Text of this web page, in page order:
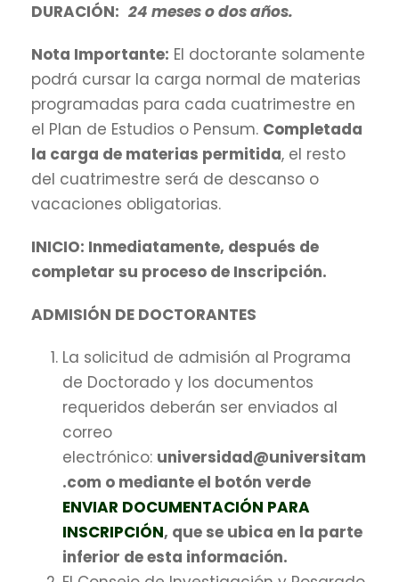
DURACIÓN: 24 meses o dos años.
Nota Importante: El doctorante solamente
podrá cursar la carga normal de materias
programadas para cada cuatrimestre en
el Plan de Estudios o Pensum. Completada
la carga de materias permitida, el resto
del cuatrimestre será de descanso o
vacaciones obligatorias.
INICIO: Inmediatamente, después de
completar su proceso de Inscripción.
ADMISIÓN DE DOCTORANTES
La solicitud de admisión al Programa
de Doctorado y los documentos
requeridos deberán ser enviados al
correo
electrónico: universidad@universitam
.com o mediante el botón verde
ENVIAR DOCUMENTACIÓN PARA
INSCRIPCIÓN, que se ubica en la parte
inferior de esta información.